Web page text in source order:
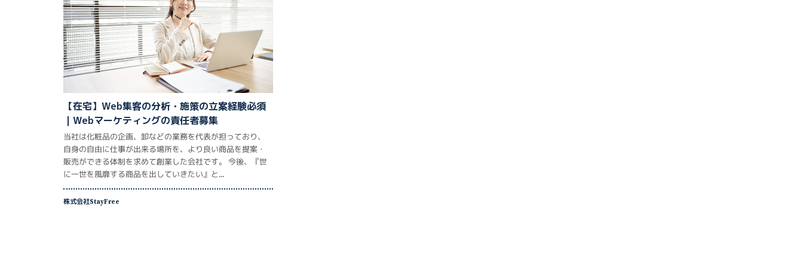
【在宅】Web集客の分析・施策の立案経験必須
｜Webマーケティングの責任者募集
当社は化粧品の企画、卸などの業務を代表が担っており、
自身の自由に仕事が出来る場所を、より良い商品を提案・
販売ができる体制を求めて創業した会社です。 今後、『世
に一世を風靡する商品を出していきたい』と...
株式会社StayFree